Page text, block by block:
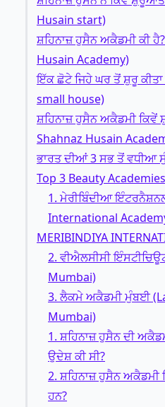
Husain start)
ਸ਼ਹਿਨਾਜ਼ ਹੁਸੈਨ ਅਕੈਡਮੀ ਕੀ
Husain Academy)
ਇੱਕ ਛੋਟੇ ਜਿਹੇ ਘਰ ਤੋਂ ਸ਼ੁਰੂ
small house)
ਸ਼ਹਿਨਾਜ਼ ਹੁਸੈਨ ਅਕੈਡਮੀ
Shahnaz Husain
ਭਾਰਤ ਦੀਆਂ 3 ਸਭ ਤੋਂ ਵਧੀਆ
Top 3 Beauty
1. ਮੇਰੀਬਿੰਦੀਆ
International
MERIBINDIYA
2. ਵੀਐਲਸੀਸੀ
Mumbai)
3. ਲੈਕਮੇ ਅਕੈਡਮੀ ਮੁੰਬਈ
Mumbai)
1. ਸ਼ਹਿਨਾਜ਼ ਹੁਸੈਨ ਦੀ
ਉਦੇਸ਼ ਕੀ ਸੀ?
2. ਸ਼ਹਿਨਾਜ਼ ਹੁਸੈਨ
ਹਨ?